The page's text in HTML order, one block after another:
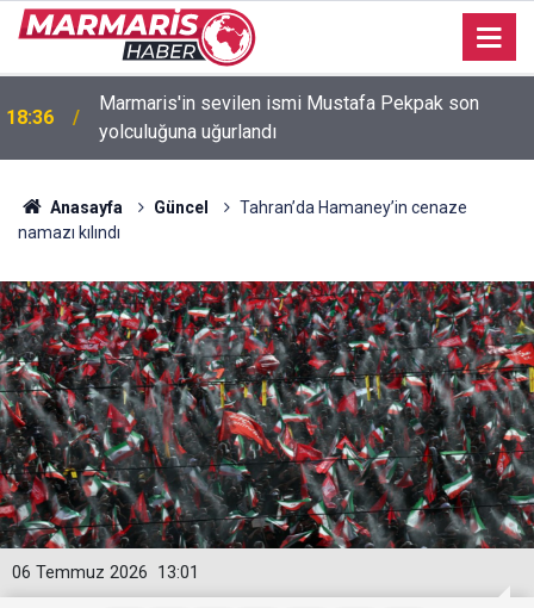
Marmaris'in sevilen ismi Mustafa Pekpak son
yolculuğuna uğurlandı
16:35
Bakan Fidan: "Körfez'de devam eden savaş
dikkatimizi Filistin meselesinden ayırmadı"
Anasayfa Güncel
Tahran’da Hamaney’in cenaze
namazı kılındı
13:01
06 Temmuz 2026